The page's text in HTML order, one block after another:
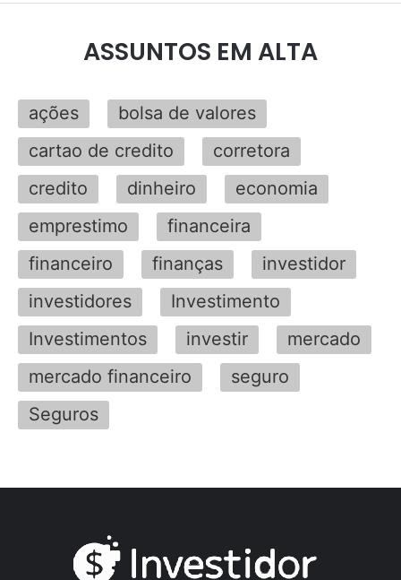
ASSUNTOS EM ALTA
ações
bolsa de valores
cartao de credito
corretora
credito
dinheiro
economia
emprestimo
financeira
financeiro
finanças
investidor
investidores
Investimento
Investimentos
investir
mercado
mercado financeiro
seguro
Seguros